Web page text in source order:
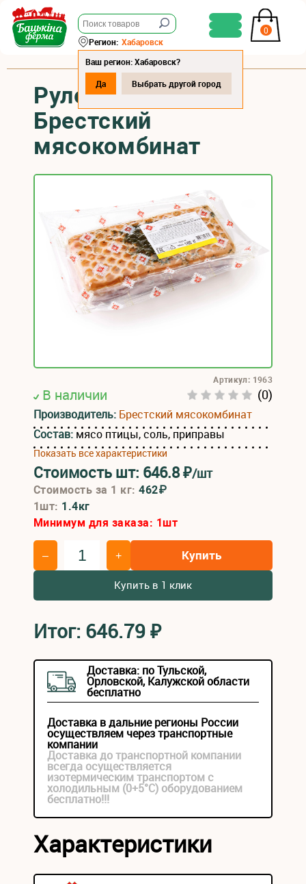
0
Регион: Хабаровск
Ваш регион: Хабаровск?
Да
Выбрать другой город
Рулет «Ассорти»
Брестский
мясокомбинат
В наличии (0)
Артикул: 1963
Производитель: Брестский мясокомбинат
Состав: мясо птицы, соль, приправы
Показать все характеристики
Стоимость шт: 646.8₽/шт
Стоимость за 1 кг:462₽
1шт: 1.4кг
Минимум для заказа: 1шт
– + Купить
Купить в 1 клик
Итог: 646.79₽
Доставка: по Тульской,
Орловской, Калужской области
бесплатно
Доставка в дальние регионы России
осуществляем через транспортные
компании
Доставка до транспортной компании
всегда осуществляется
изотермическим транспортом с
холодильным (0+5°С) оборудованием
бесплатно!!!
Характеристики